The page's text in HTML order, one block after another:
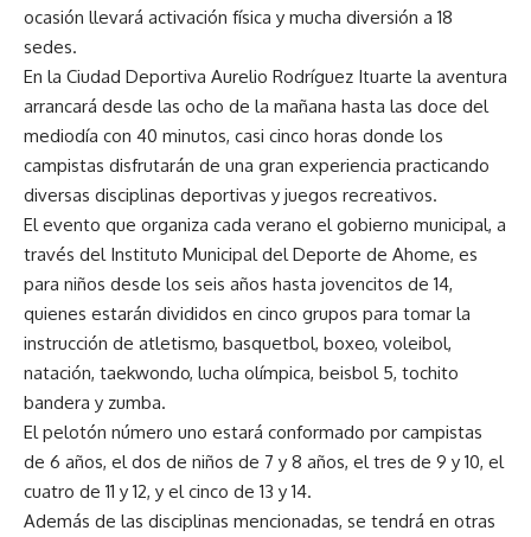
ocasión llevará activación física y mucha diversión a 18
sedes.
En la Ciudad Deportiva Aurelio Rodríguez Ituarte la aventura
arrancará desde las ocho de la mañana hasta las doce del
mediodía con 40 minutos, casi cinco horas donde los
campistas disfrutarán de una gran experiencia practicando
diversas disciplinas deportivas y juegos recreativos.
El evento que organiza cada verano el gobierno municipal, a
través del Instituto Municipal del Deporte de Ahome, es
para niños desde los seis años hasta jovencitos de 14,
quienes estarán divididos en cinco grupos para tomar la
instrucción de atletismo, basquetbol, boxeo, voleibol,
natación, taekwondo, lucha olímpica, beisbol 5, tochito
bandera y zumba.
El pelotón número uno estará conformado por campistas
de 6 años, el dos de niños de 7 y 8 años, el tres de 9 y 10, el
cuatro de 11 y 12, y el cinco de 13 y 14.
Además de las disciplinas mencionadas, se tendrá en otras